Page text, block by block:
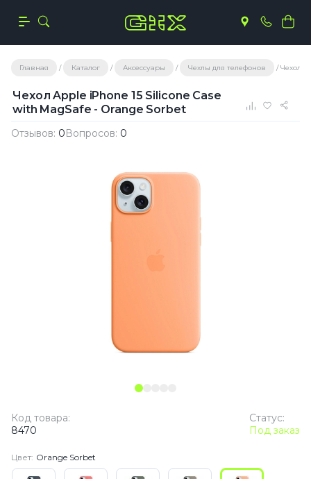
Главная Каталог Аксессуары Чехлы для телефонов Чехол
Чехол Apple iPhone 15 Silicone Case
with MagSafe - Orange Sorbet
Отзывов: 0Вопросов: 0
Статус:
Под заказ
Код товара:
8470
Цвет: Orange Sorbet